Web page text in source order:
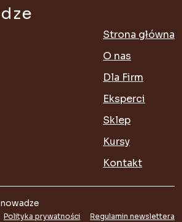
Strona główna
O nas
Dla Firm
Eksperci
Sklep
Kursy
Kontakt
Polityka prywatności Regulamin newslettera